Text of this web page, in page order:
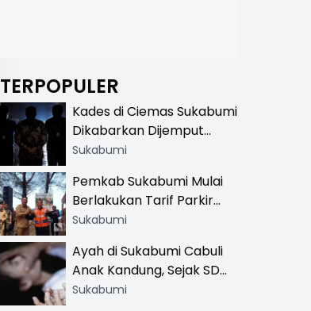
TERPOPULER
Kades di Ciemas Sukabumi
Dikabarkan Dijemput
Satnarkoba, Polisi
Sukabumi
Pemkab Sukabumi Mulai
Berlakukan Tarif Parkir
Resmi di 13 Lokasi Wisata,
Khusus
Sukabumi
Ayah di Sukabumi Cabuli
Anak Kandung, Sejak SD
Hingga SMA
Sukabumi